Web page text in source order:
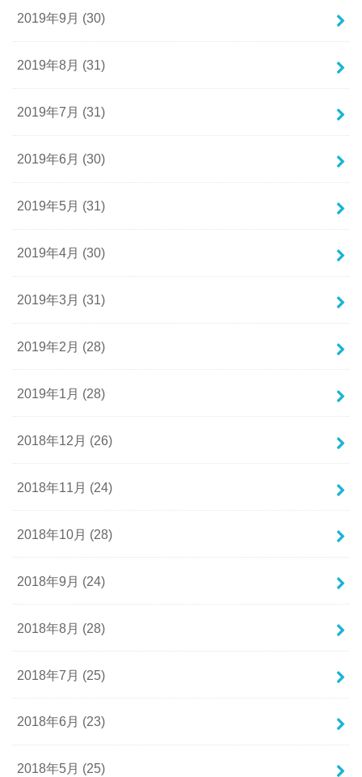
2019年9月 (30)
2019年8月 (31)
2019年7月 (31)
2019年6月 (30)
2019年5月 (31)
2019年4月 (30)
2019年3月 (31)
2019年2月 (28)
2019年1月 (28)
2018年12月 (26)
2018年11月 (24)
2018年10月 (28)
2018年9月 (24)
2018年8月 (28)
2018年7月 (25)
2018年6月 (23)
2018年5月 (25)